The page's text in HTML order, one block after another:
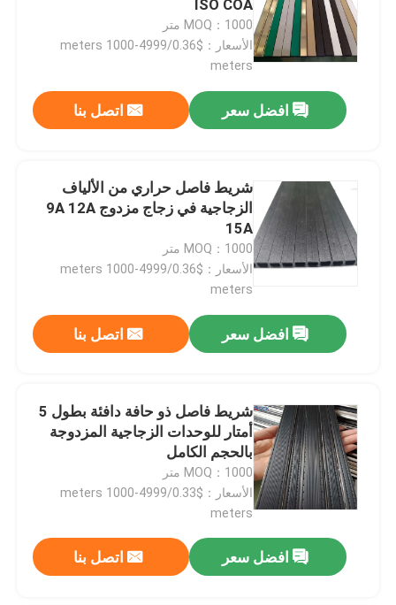
ISO COA
MOQ：1000 متر
الأسعار：$0.36/meters 1000-4999
meters
افضل سعر اتصل بنا
شريط فاصل حراري من الألياف
الزجاجية في زجاج مزدوج 9A 12A
15A
MOQ：1000 متر
الأسعار：$0.36/meters 1000-4999
meters
افضل سعر اتصل بنا
شريط فاصل ذو حافة دافئة بطول 5
أمتار للوحدات الزجاجية المزدوجة
بالحجم الكامل
MOQ：1000 متر
الأسعار：$0.33/meters 1000-4999
meters
افضل سعر اتصل بنا